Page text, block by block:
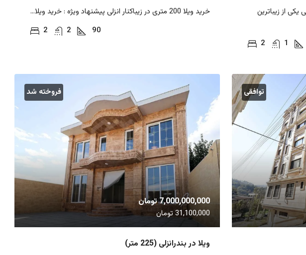
یکی از زیباترین
2
1
خرید ویلا 200 متری در زیباکنار انزلی پیشنهاد ویژه : خرید ویلا...
2
2 90
توافقی فروخته شد
7,000,000,000 تومان
31,100,000 تومان
ویلا در بندرانزلی (225 متر)